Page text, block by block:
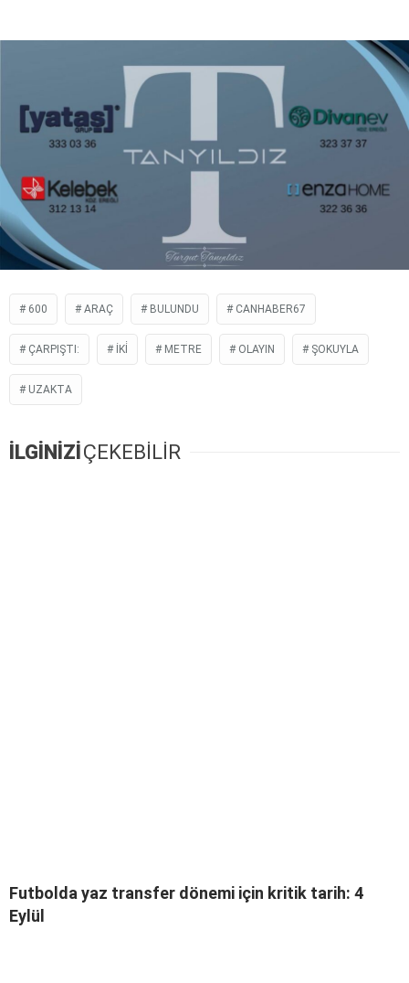
600 ARAÇ BULUNDU CANHABER67
ÇARPIŞTI: İKİ METRE OLAYIN ŞOKUYLA
UZAKTA
İLGİNİZİÇEKEBİLİR
Futbolda yaz transfer dönemi için kritik tarih: 4
Eylül